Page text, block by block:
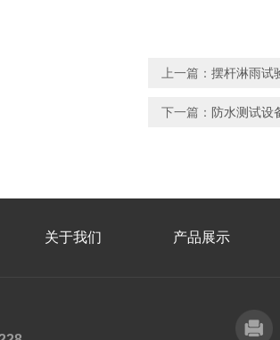
上一篇： 摆杆淋雨试
下一篇： 防水测试设
关于我们 产品展示